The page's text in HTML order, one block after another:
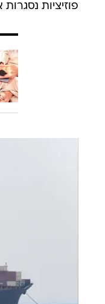
פוזיציות